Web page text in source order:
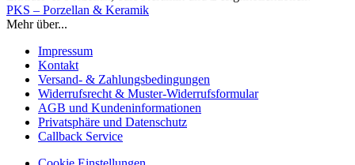
PKS – Porzellan & Keramik
Mehr über...
Impressum
Kontakt
Versand- & Zahlungsbedingungen
Widerrufsrecht & Muster-Widerrufsformular
AGB und Kundeninformationen
Privatsphäre und Datenschutz
Callback Service